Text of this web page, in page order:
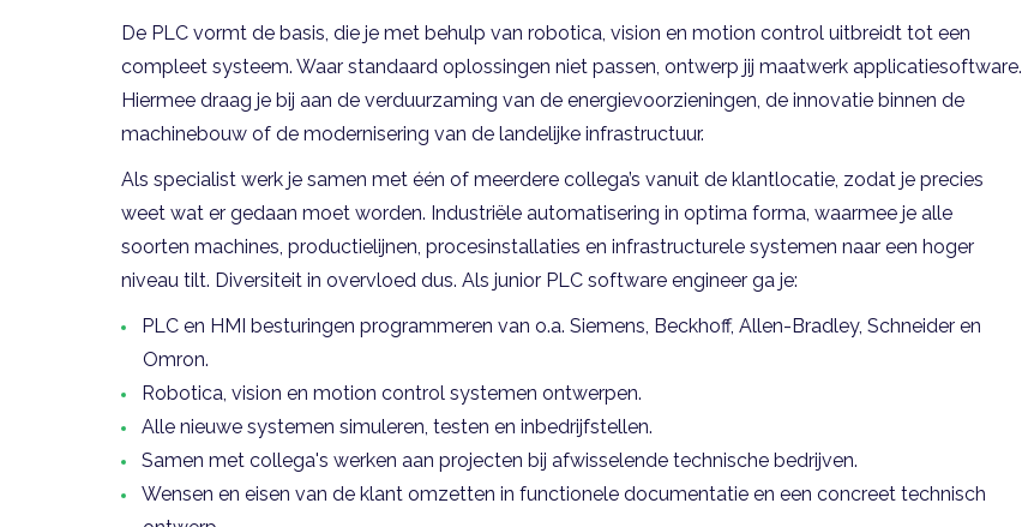
De PLC vormt de basis, die je met behulp van robotica, vision en motion control uitbreidt tot een
compleet systeem. Waar standaard oplossingen niet passen, ontwerp jij maatwerk applicatiesoftware.
Hiermee draag je bij aan de verduurzaming van de energievoorzieningen, de innovatie binnen de
machinebouw of de modernisering van de landelijke infrastructuur.
Als specialist werk je samen met één of meerdere collega’s vanuit de klantlocatie, zodat je precies
weet wat er gedaan moet worden. Industriële automatisering in optima forma, waarmee je alle
soorten machines, productielijnen, procesinstallaties en infrastructurele systemen naar een hoger
niveau tilt. Diversiteit in overvloed dus. Als junior PLC software engineer ga je:
PLC en HMI besturingen programmeren van o.a. Siemens, Beckhoff, Allen-Bradley, Schneider en
Omron.
Robotica, vision en motion control systemen ontwerpen.
Alle nieuwe systemen simuleren, testen en inbedrijfstellen.
Samen met collega's werken aan projecten bij afwisselende technische bedrijven.
Wensen en eisen van de klant omzetten in functionele documentatie en een concreet technisch